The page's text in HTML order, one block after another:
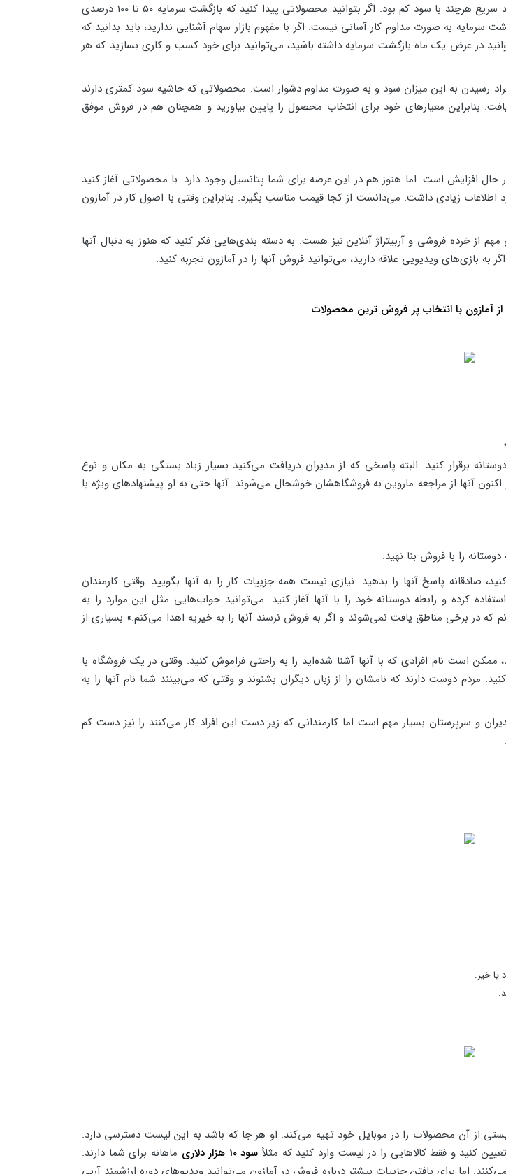
او به دنبال کالاهایی بود که در عرض یک ماه به فروش بروند و به دنبال کسب درآمد سریع هرچند با سود کم بود. اگر بتوانید محصولاتی پیدا کنید که بازگشت سرمایه 50 تا 100 درصدی
به صورت مداوم کار آسانی نیست. اگر با مفهوم بازار سهام آشنایی ندارید، باید بدانید که
بتوانید در عرض یک ماه بازگشت سرمایه داشته باشید، می‌توانید برای خود کسب و کاری بسازید که هر
75 درصد برسیم اما برای بسیاری افراد رسیدن به این میزان سود و به صورت مداوم دشوار است. محصولاتی که حاشیه سود کمتری دارند
بنابراین معیارهای خود برای انتخاب محصول را پایین بیاورید و همچنان هم در فروش موفق
عدد همچنان در حال افزایش است. اما هنوز هم در این عرصه برای شما پتانسیل وجود دارد. با محصولاتی آغاز کنید
اطلاعات زیادی داشت. می‌دانست از کجا قیمت مناسب بگیرد. بنابراین وقتی با اصول کار در آمازون
فروشی و آربیتراژ آنلاین نیز هست. به دسته بندی‌هایی فکر کنید که هنوز به دنبال آنها
به بازی‌های ویدیویی علاقه دارید، می‌توانید فروش آنها را در آمازون تجربه کنید.
آمازون با انتخاب پر فروش ترین محصولات
برقرار کنید. البته پاسخی که از مدیران دریافت می‌کنید بسیار زیاد بستگی به مکان و نوع
اکنون آنها از مراجعه ماروین به فروشگاهشان خوشحال می‌شوند. آنها حتی به او پیشنهادهای ویژه با
را با فروش بنا نهید.
پاسخ آنها را بدهید. نیازی نیست همه جزییات کار را به آنها بگویید. وقتی کارمندان
کرده و رابطه دوستانه خود را با آنها آغاز کنید. می‌توانید جواب‌هایی مثل این موارد را به
در برخی مناطق یافت نمی‌شوند و اگر به فروش نرسند آنها را به خیریه اهدا می‌کنم.» بسیاری از
است نام افرادی که با آنها آشنا شده‌اید را به راحتی فراموش کنید. وقتی در یک فروشگاه با
مردم دوست دارند که نامشان را از زبان دیگران بشنوند و وقتی که می‌بینند شما نام آنها را به
و سرپرستان بسیار مهم است اما کارمندانی که زیر دست این افراد کار می‌کنند را نیز دست کم
یا خیر.
از آن محصولات را در موبایل خود تهیه می‌کند. او هر جا که باشد به این لیست دسترسی دارد.
کنید و فقط کالاهایی را در لیست وارد کنید که مثلاً سود 10 هزار دلاری
ماهانه برای شما دارند.